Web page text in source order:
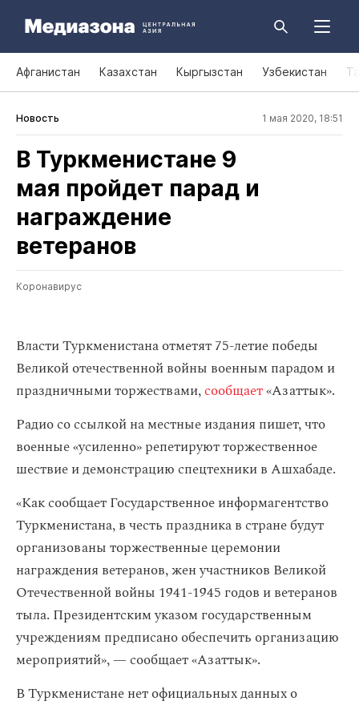
Афганистан Казахстан Кыргызстан Узбекистан
Новость 1 мая 2020, 18:51
В Туркменистане 9
мая пройдет парад и
награждение
ветеранов
Коронавирус
Власти Туркменистана отметят 75-летие победы
Великой отечественной войны военным парадом и
праздничными торжествами,сообщает«Азаттык».
Радио со ссылкой на местные издания пишет, что
военные «усиленно» репетируют торжественное
шествие и демонстрацию спецтехники в Ашхабаде.
«Как сообщает Государственное информагентство
Туркменистана, в честь праздника в стране будут
организованы торжественные церемонии
награждения ветеранов, жен участников Великой
Отечественной войны 1941-1945 годов и ветеранов
тыла. Президентским указом государственным
учреждениям предписано обеспечить организацию
мероприятий», — сообщает «Азаттык».
В Туркменистане нет официальных данных о